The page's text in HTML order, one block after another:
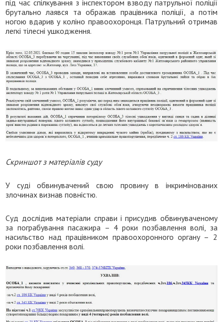
під час спілкування з інспектором взводу патрульної поліції
брутально лаявся та ображав працівника поліції, а потім
ногою вдарив у коліно правоохоронця. Патрульний отримав
легкі тілесні ушкодження.
Скриншот з матеріалів суду
У суді обвинувачений свою провину в інкримінованих
злочинах визнав повністю.
Суд дослідив матеріали справи і присудив обвинуваченому
за пограбування пасажира – 4 роки позбавлення волі, за
насильство над працівником правоохоронного органу – 2
роки позбавлення волі.